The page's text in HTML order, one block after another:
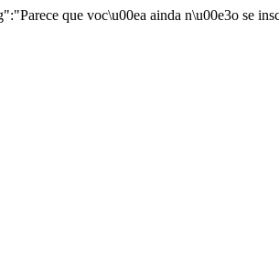
que voc\u00ea ainda n\u00e3o se